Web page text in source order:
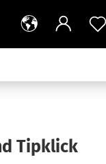
Tipklick